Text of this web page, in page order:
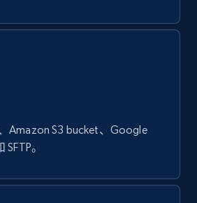
In stock, Regular price,
and more.
Amazon S3 bucket、Google
。